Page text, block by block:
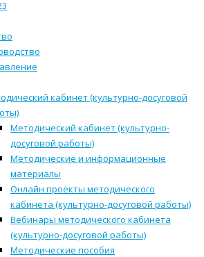
кабинет (культурно-досуговой
Методический кабинет (культурно-
досуговой работы)
Методические и информационные
материалы
Онлайн проекты методического
кабинета (культурно-досуговой работы)
Вебинары методического кабинета
(культурно-досуговой работы)
Методические пособия